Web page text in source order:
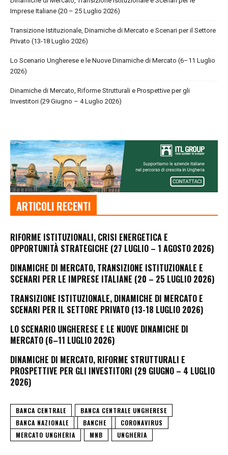
Imprese Italiane (20 – 25 Luglio 2026)
Transizione Istituzionale, Dinamiche di Mercato e Scenari per il Settore
Privato (13-18 Luglio 2026)
Lo Scenario Ungherese e le Nuove Dinamiche di Mercato (6–11 Luglio
2026)
Dinamiche di Mercato, Riforme Strutturali e Prospettive per gli
Investitori (29 Giugno – 4 Luglio 2026)
ARTICOLI RECENTI
RIFORME ISTITUZIONALI, CRISI ENERGETICA E
OPPORTUNITÀ STRATEGICHE (27 LUGLIO – 1 AGOSTO 2026)
DINAMICHE DI MERCATO, TRANSIZIONE ISTITUZIONALE E
SCENARI PER LE IMPRESE ITALIANE (20 – 25 LUGLIO 2026)
TRANSIZIONE ISTITUZIONALE, DINAMICHE DI MERCATO E
SCENARI PER IL SETTORE PRIVATO (13-18 LUGLIO 2026)
LO SCENARIO UNGHERESE E LE NUOVE DINAMICHE DI
MERCATO (6–11 LUGLIO 2026)
DINAMICHE DI MERCATO, RIFORME STRUTTURALI E
PROSPETTIVE PER GLI INVESTITORI (29 GIUGNO – 4 LUGLIO
2026)
BANCA CENTRALE
BANCA CENTRALE UNGHERESE
BANCA NAZIONALE
BANCHE
CORONAVIRUS
MERCATO UNGHERIA
MNB UNGHERIA